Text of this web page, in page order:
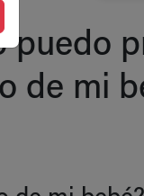
puedo
de mi